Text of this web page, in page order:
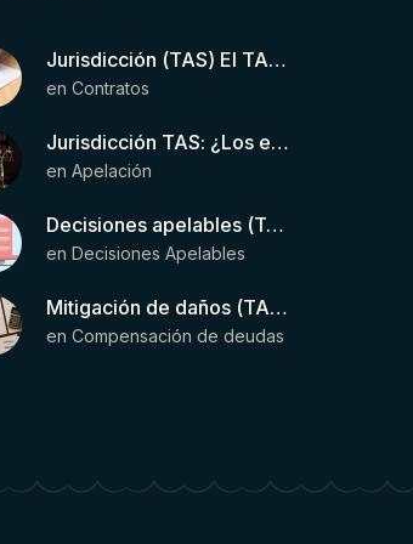
Jurisdicción (TAS) El TAS confirma la validez de la cláusula de sumisión jurisdiccional en el contrato del futbolista.
en Contratos
Jurisdicción TAS: ¿Los estatutos de una entidad organizadora de una liga de fútbol pueden otorgar competencia de forma directa al TAS?
en Apelación
Decisiones apelables (TAS): Requisitos para que exista una decisión
en Decisiones Apelables
Mitigación de daños (TAS) – Deducción de ingresos comprobados según el artículo 6(2)(b) del Anexo 2 RSTP FIFA
en Compensación de deudas